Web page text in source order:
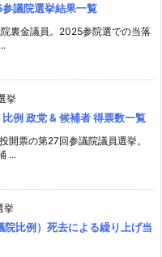
議院選挙結果一覧
裏金議員。2025参院選での当落
挙
例 政党 & 候補者 得票数一覧
開票の第27回参議院議員選挙。
...
挙
院比例）死去による繰り上げ当